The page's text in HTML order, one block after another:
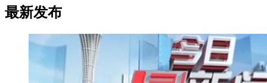
最新发布